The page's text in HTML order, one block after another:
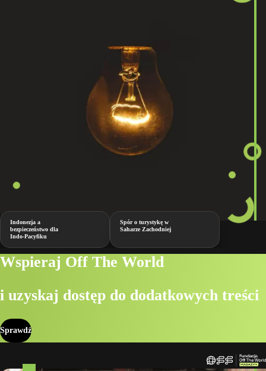
Indonezja a
bezpieczeństwo dla
Indo-Pacyfiku
Spór o turystykę w
Saharze Zachodniej
Wspieraj Off The World
i uzyskaj dostęp do dodatkowych treści
Sprawdź